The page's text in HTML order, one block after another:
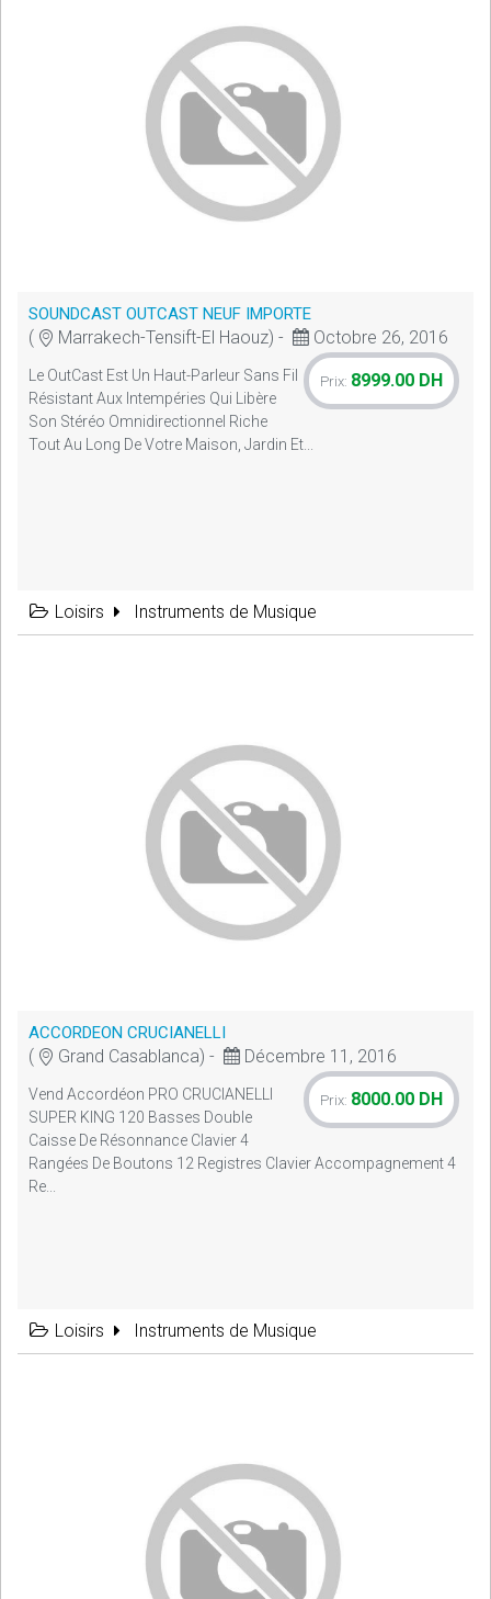
SOUNDCAST OUTCAST NEUF IMPORTE
( Marrakech-Tensift-El Haouz) - Octobre 26, 2016
Prix: 8999.00 DH
Le OutCast Est Un Haut-Parleur Sans Fil
Résistant Aux Intempéries Qui Libère
Son Stéréo Omnidirectionnel Riche
Tout Au Long De Votre Maison, Jardin Et...
Loisirs Instruments de Musique
ACCORDEON CRUCIANELLI
( Grand Casablanca) - Décembre 11, 2016
Prix: 8000.00 DH
Vend Accordéon PRO CRUCIANELLI
SUPER KING 120 Basses Double
Caisse De Résonnance Clavier 4
Rangées De Boutons 12 Registres Clavier Accompagnement 4
Re...
Loisirs Instruments de Musique